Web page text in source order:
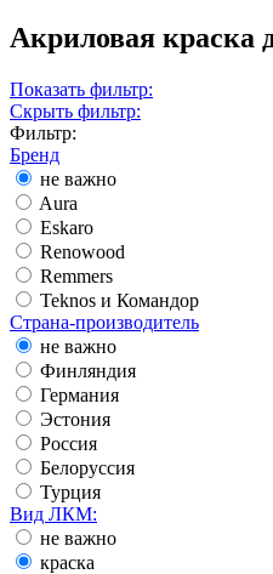
Акриловая краска
Показать фильтр:
Скрыть фильтр:
Фильтр:
Бренд
не важно
Aura
Eskaro
Renowood
Remmers
Teknos и Командор
Страна-производитель
не важно
Финляндия
Германия
Эстония
Россия
Белоруссия
Турция
Вид ЛКМ:
не важно
краска